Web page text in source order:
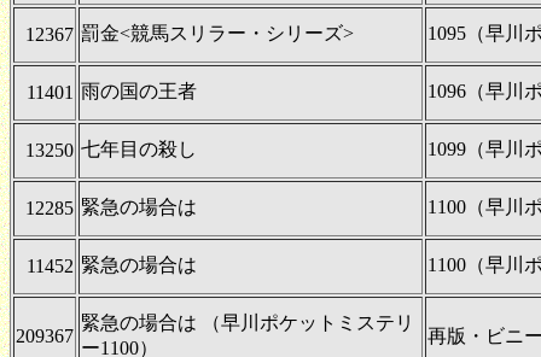
12367 罰金<競馬スリラー・シリーズ> 1095（早川
11401 雨の国の王者 1096（早川
13250 七年目の殺し 1099（早川
12285 緊急の場合は 1100（早川
11452 緊急の場合は 1100（早川
209367
緊急の場合は （早川ポケットミステリ
ー1100）
再版・ビニ